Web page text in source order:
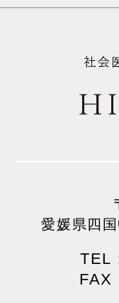
愛媛県四
TEL
FAX